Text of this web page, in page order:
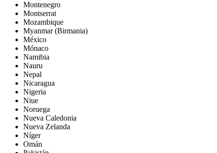
Montenegro
Montserrat
Mozambique
Myanmar (Birmania)
México
Mónaco
Namibia
Nauru
Nepal
Nicaragua
Nigeria
Niue
Noruega
Nueva Caledonia
Nueva Zelanda
Níger
Omán